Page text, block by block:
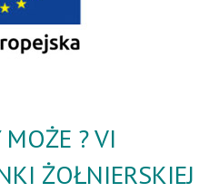
MOŻE ? VI
ŻOŁNIERSKIEJ